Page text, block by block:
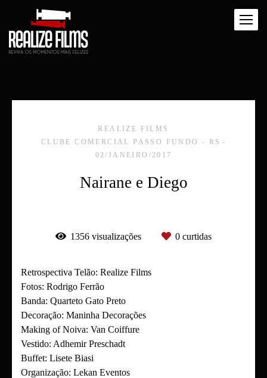
REALIZE FILMS
CLUBE COMERCIAL PASSO FUNDO - RS
02/JANEIRO/2017
Nairane e Diego
1356 visualizações 0 curtidas
Retrospectiva Telão: Realize Films
Fotos: Rodrigo Ferrão
Banda: Quarteto Gato Preto
Decoração: Maninha Decorações
Making of Noiva: Van Coiffure
Vestido: Adhemir Preschadt
Buffet: Lisete Biasi
Organização: Lekan Eventos